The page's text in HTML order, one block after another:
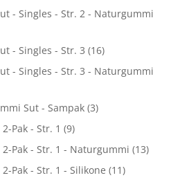
- Singles - Str. 2 - Naturgummi
- Singles - Str. 3 (16)
- Singles - Str. 3 - Naturgummi
Sut - Sampak (3)
Pak - Str. 1 (9)
2-Pak - Str. 1 - Naturgummi (13)
Pak - Str. 1 - Silikone (11)